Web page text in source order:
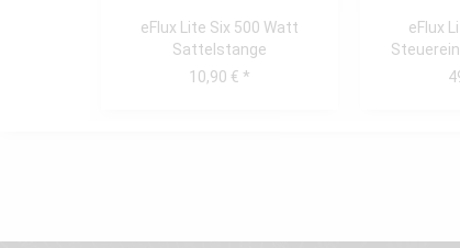
eFlux Lite Six 500 Watt
Sattelstange
10,90 € *
eFlux